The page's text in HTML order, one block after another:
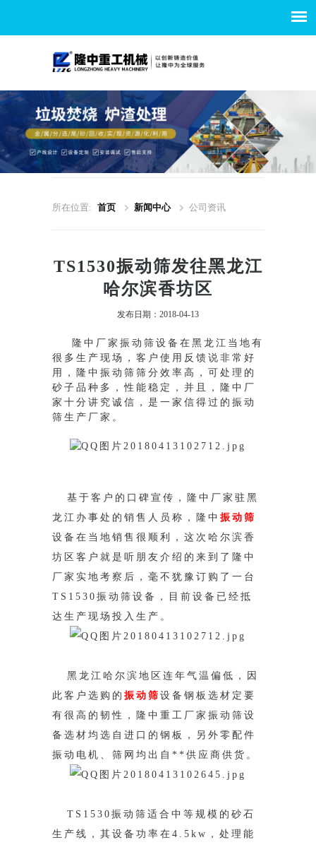
所在位置: 首页 新闻中心 公司资讯
TS1530振动筛发往黑龙江
哈尔滨香坊区
发布日期：2018-04-13
隆中厂家振动筛设备在黑龙江当地有
很多生产现场，客户使用反馈说非常好
用，隆中振动筛筛分效率高，可处理的
砂子品种多，性能稳定，并且
，隆中厂
家十分讲究诚信，是一家信得过的振动
筛生产厂家。
基于客户的口碑宣传，隆中厂家驻黑
龙江办事处的销售人员称，隆中 振动筛
设备在当地销售很顺利，这次哈尔滨香
坊区客户就是听朋友介绍的来 到了隆中
厂家实地考察后，毫不犹豫订购了一台
TS1530振动筛设备，目前设备已经抵
达生产现场投入生产。
黑龙江哈尔滨地区连年气温偏低，因
此客户选购的 振动筛 设备钢板选材定要
有很高的韧性，隆中重工厂家振动筛设
备选材均选自进口的钢板，
另外零配件
振动电机、筛网均出自**供应商供货。
TS1530振动筛适合中等规模的砂石
生产线，其设备功率在4.5kw，处理能